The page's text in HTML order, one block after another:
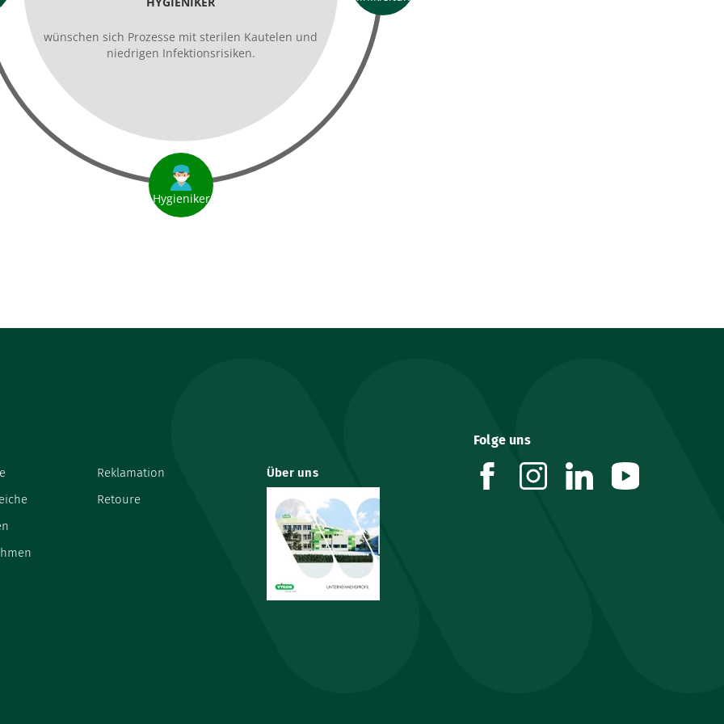
Klinikleitung
wünschen sich hochwertige, perfekt aufeinander
abgestimmte Komponenten.
Reklamation
Retoure
Über uns
Folge uns